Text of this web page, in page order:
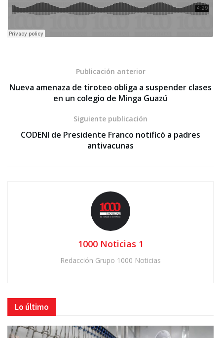
Publicación anterior
Nueva amenaza de tiroteo obliga a suspender clases
en un colegio de Minga Guazú
Siguiente publicación
CODENI de Presidente Franco notificó a padres
antivacunas
1000 Noticias 1
Redacción Grupo 1000 Noticias
Lo último